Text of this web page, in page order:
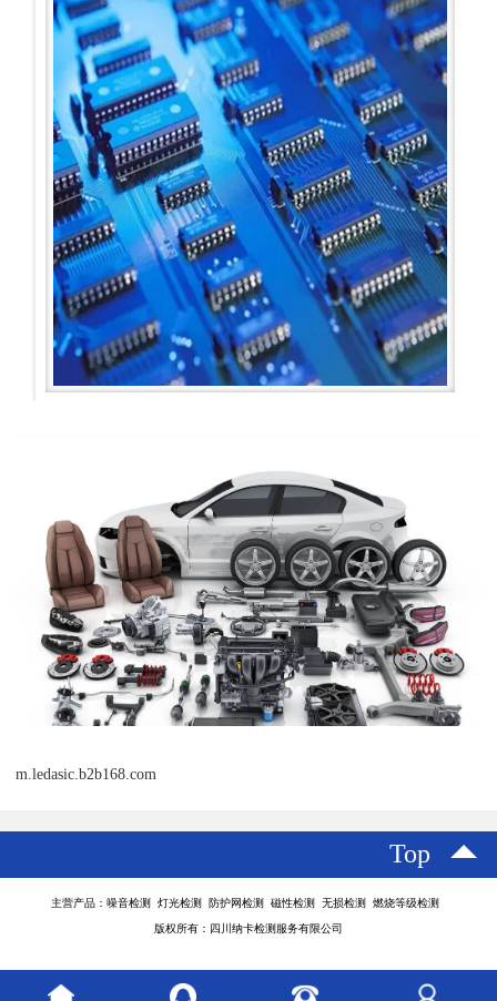
m.ledasic.b2b168.com
Top
主营产品：噪音检测 灯光检测 防护网检测 磁性检测 无损检测 燃烧等级检测
版权所有：四川纳卡检测服务有限公司